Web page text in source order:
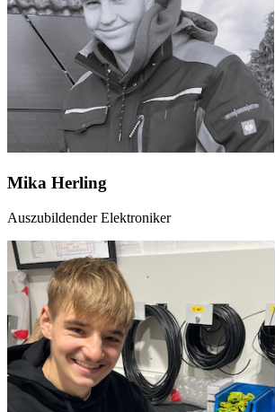
Mika Herling
Auszubildender Elektroniker